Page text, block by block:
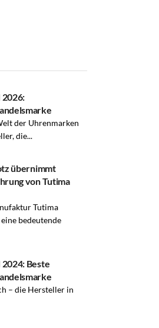
2026:
der Uhrenmarken
die...
übernimmt
von Tutima
Tutima
bedeutende
2024: Beste
– die Hersteller in